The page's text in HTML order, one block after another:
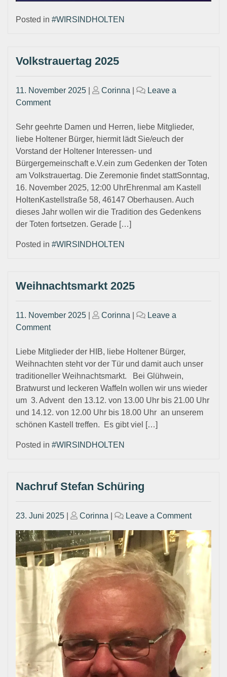
Posted in #WIRSINDHOLTEN
Volkstrauertag 2025
Posted
on
11. November 2025
Posted
Corinna
Leave a
Commenton
2025
Sehr geehrte Damen und Herren, liebe Mitglieder,
liebe Holtener Bürger, hiermit lädt Sie/euch der
Vorstand der Holtener Interessen- und
Bürgergemeinschaft e.V.ein zum Gedenken der Toten
am Volkstrauertag. Die Zeremonie findet stattSonntag,
16. November 2025, 12:00 UhrEhrenmal am Kastell
HoltenKastellstraße 58, 46147 Oberhausen. Auch
dieses Jahr wollen wir die Tradition des Gedenkens
der Toten fortsetzen. Gerade […]
Posted in #WIRSINDHOLTEN
Weihnachtsmarkt 2025
Posted
on
11. November 2025
Posted
Corinna
Leave a
Commenton
2025
Liebe Mitglieder der HIB, liebe Holtener Bürger,
Weihnachten steht vor der Tür und damit auch unser
traditioneller Weihnachtsmarkt. Bei Glühwein,
Bratwurst und leckeren Waffeln wollen wir uns wieder
um 3. Advent den 13.12. von 13.00 Uhr bis 21.00 Uhr
und 14.12. von 12.00 Uhr bis 18.00 Uhr an unserem
schönen Kastell treffen. Es gibt viel […]
Posted in #WIRSINDHOLTEN
Nachruf Stefan Schüring
Posted
23. Juni 2025
Posted
Corinna Leave a Commenton
Stefan
Schüring